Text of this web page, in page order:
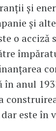
și
și
o
anul
este în